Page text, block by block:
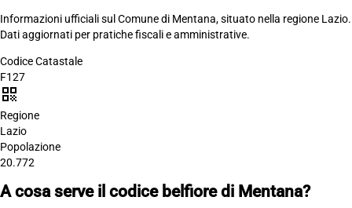
Informazioni ufficiali sul Comune di Mentana, situato nella regione Lazio.
Dati aggiornati per pratiche fiscali e amministrative.
Codice Catastale
F127
qr_code
Regione
Lazio
Popolazione
20.772
A cosa serve il codice belfiore di Mentana?